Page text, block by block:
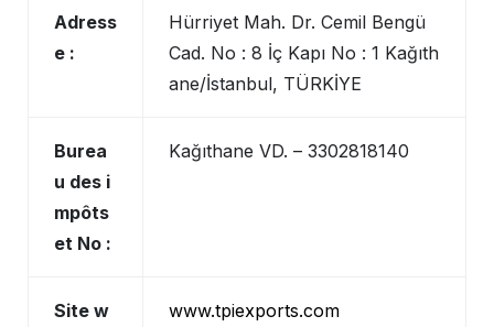
Adress
e :
Hürriyet Mah. Dr. Cemil Bengü
Cad. No : 8 İç Kapı No : 1 Kağıth
ane/İstanbul, TÜRKİYE
Burea
u des i
mpôts
et No :
Kağıthane VD. – 3302818140
Site w
www.tpiexports.com